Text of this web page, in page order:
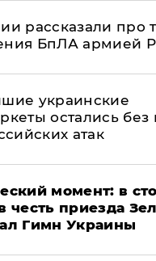
рассказали про
БпЛА армией
украинские
остались без
атак
момент: в
честь приезда
Гимн Украины